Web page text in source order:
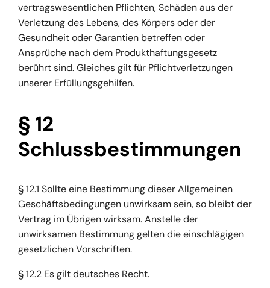
vertragswesentlichen Pflichten, Schäden aus der
Verletzung des Lebens, des Körpers oder der
Gesundheit oder Garantien betreffen oder
Ansprüche nach dem Produkthaftungsgesetz
berührt sind. Gleiches gilt für Pflichtverletzungen
unserer Erfüllungsgehilfen.
§ 12
Schlussbestimmungen
§ 12.1 Sollte eine Bestimmung dieser Allgemeinen
Geschäftsbedingungen unwirksam sein, so bleibt der
Vertrag im Übrigen wirksam. Anstelle der
unwirksamen Bestimmung gelten die einschlägigen
gesetzlichen Vorschriften.
§ 12.2 Es gilt deutsches Recht.